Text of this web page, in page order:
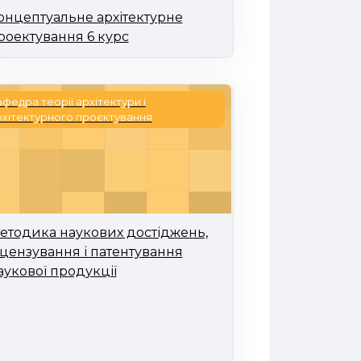
архітектурне
6 курс
наукових достіджень, ліцензування і
теорії архітектури і
проєктування
наукових достіджень,
і патентування
продукції